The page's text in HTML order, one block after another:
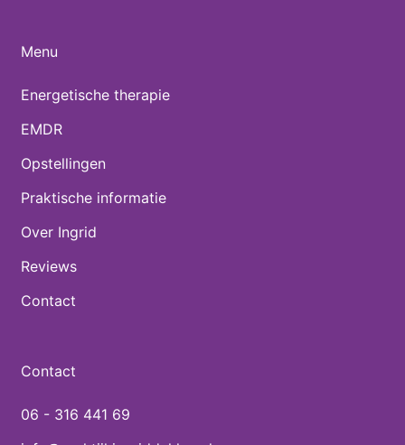
Menu
Energetische therapie
EMDR
Opstellingen
Praktische informatie
Over Ingrid
Reviews
Contact
Contact
06 - 316 441 69